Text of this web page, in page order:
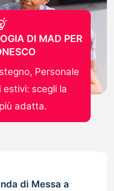
di Messa a
DI MAD PER
Personale
estivi: scegli la
adatta.